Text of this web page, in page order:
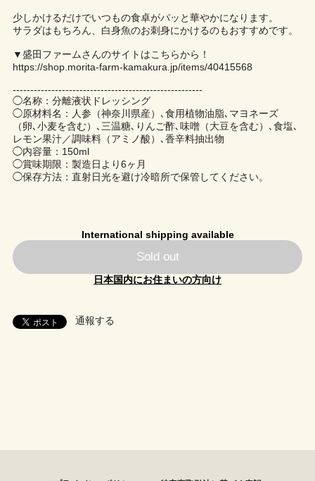
少しかけるだけでいつもの食卓がパッと華やかになります。
サラダはもちろん、白身魚のお刺身にかけるのもおすすめです。
▼盛田ファームさんのサイトはこちらから！
https://shop.morita-farm-kamakura.jp/items/40415568
------------------------------------------------------
◯名称：分離液状ドレッシング
◯原材料名：人参（神奈川県産）､食用植物油脂､マヨネーズ
（卵､小麦を含む）､三温糖､りんご酢､味噌（大豆を含む）､食塩､
レモン果汁／調味料（アミノ酸）､香辛料抽出物
◯内容量：150ml
◯賞味期限：製造日より6ヶ月
◯保存方法：直射日光を避け冷暗所で保管してください。
International shipping available
Sold out
日本国内にお住まいの方向け
通報する